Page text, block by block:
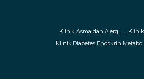
Klinik Asma dan Alergi Klinik
Klinik Diabetes Endokrin